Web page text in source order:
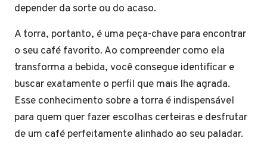
depender da sorte ou do acaso.
A torra, portanto, é uma peça-chave para encontrar
o seu café favorito. Ao compreender como ela
transforma a bebida, você consegue identificar e
buscar exatamente o perfil que mais lhe agrada.
Esse conhecimento sobre a torra é indispensável
para quem quer fazer escolhas certeiras e desfrutar
de um café perfeitamente alinhado ao seu paladar.